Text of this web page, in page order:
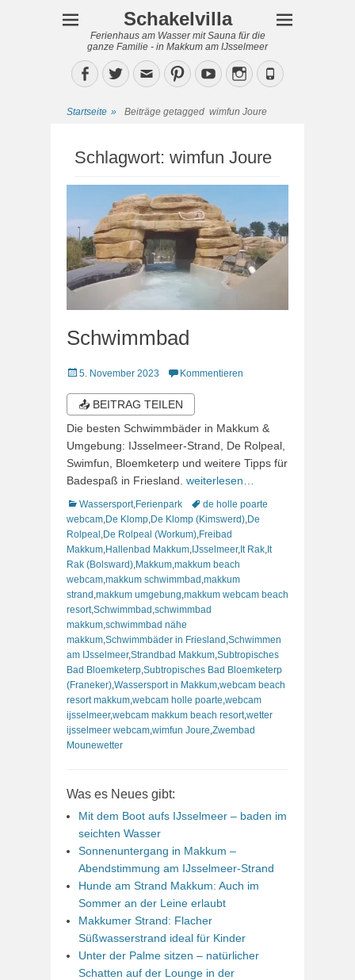
Schakelvilla
Ferienhaus am Wasser mit Sauna für die
ganze Familie - in Makkum am IJsselmeer
Facebook
TwitterEmailPinterestYouTubeInstagram
Phone
Startseite » Beiträge getagged wimfun Joure
Schlagwort: wimfun Joure
Schwimmbad
Veröffentlicht
5. November 2023 Kommentieren
📤 BEITRAG TEILEN
Die besten Schwimmbäder in Makkum &
Umgebung: IJsselmeer-Strand, De Rolpeal,
Swimfun, Bloemketerp und weitere Tipps für
Badespaß in Friesland. weiterlesen…
Kategorien
Wassersport, Ferienpark Schlagworte
de holle poarte
webcam De Klomp De Klomp (Kimswerd) De
Rolpeal De Rolpeal (Workum) Freibad
Makkum Hallenbad Makkum IJsselmeer, It Rak It
Rak (Bolsward) Makkum makkum beach
webcam makkum schwimmbad makkum
strand makkum umgebung makkum webcam beach
resort,Schwimmbad schwimmbad
makkum schwimmbad nähe
makkum Schwimmbäder in Friesland Schwimmen
am IJsselmeer,Strandbad Makkum Subtropisches
Bad Bloemketerp Subtropisches Bad Bloemketerp
(Franeker) Wassersport in Makkum webcam beach
resort makkum webcam holle poarte webcam
ijsselmeer,webcam makkum beach resort,wetter
ijsselmeer webcam wimfun Joure Zwembad
Mounewetter
Was es Neues gibt:
Mit dem Boot aufs IJsselmeer – baden im
seichten Wasser
Sonnenuntergang in Makkum –
Abendstimmung am IJsselmeer-Strand
Hunde am Strand Makkum: Auch im
Sommer an der Leine erlaubt
Makkumer Strand: Flacher
Süßwasserstrand ideal für Kinder
Unter der Palme sitzen – natürlicher
Schatten auf der Lounge in der